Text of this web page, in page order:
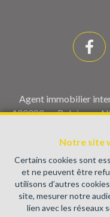
Notre site
Certains cookies sont
et ne peuvent être
utilisons d’autres
site, mesurer notre
lien avec les réseaux
Agent immobilier
100082 en Belgique -
immobiliers, rue du
505 38 50 - info@ipi.be)
RC professionnelle et
Place du Trône 1,
Couverture valable